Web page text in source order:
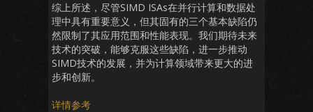
综上所述，尽管SIMD ISAs在并行计算和数据处
理中具有重要意义，但其固有的三个基本缺陷仍
然限制了其应用范围和性能表现。我们期待未来
技术的突破，能够克服这些缺陷，进一步推动
SIMD技术的发展，并为计算领域带来更大的进
步和创新。
详情参考